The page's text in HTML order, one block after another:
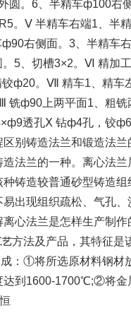
圆。6、半精车ф100右
。 Ⅴ 半精车右端1、半
右侧面。3、半精车
5、切槽3×2。 Ⅵ 精加
ф20。 Ⅶ 精车1、精车
铣ф90上两平面1、粗铣
透孔Ⅹ 钻ф4孔，铰
区别铸造法兰和锻造法
法兰的一种。 离心法兰
铸造较普通砂型铸造
出现组织疏松、气孔、
心法兰是怎样生产制作
艺方法及产品，其特征是
： ①将所选原材料钢材
达到1600-1700℃;②将金